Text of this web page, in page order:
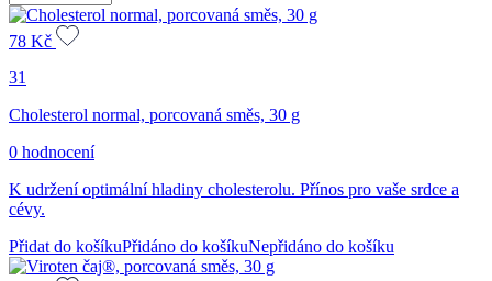
78 Kč
31
Cholesterol normal, porcovaná směs, 30 g
0 hodnocení
K udržení optimální hladiny cholesterolu. Přínos pro vaše srdce a
cévy.
Přidat do košíkuPřidáno do košíkuNepřidáno do košíku